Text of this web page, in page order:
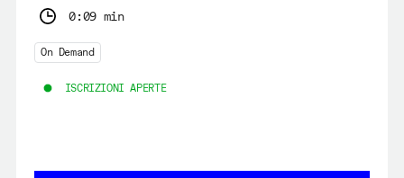
0:09 min
On Demand
ISCRIZIONI APERTE